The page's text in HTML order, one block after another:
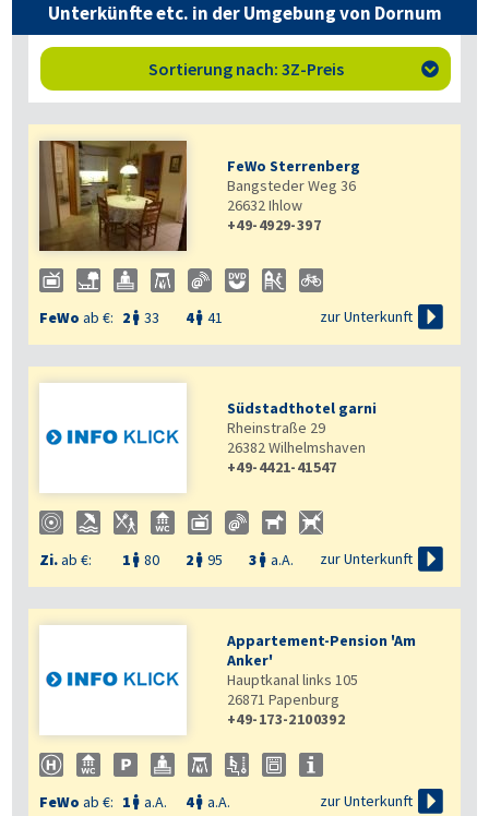
Unterkünfte etc. in der Umgebung von Dornum
Sortierung nach: 3Z-Preis 
FeWo Sterrenberg
Bangsteder Weg 36
26632Ihlow
+49-4929-397
FeWo ab €: 2  33 4 41 zur Unterkunft 
Südstadthotel garni
Rheinstraße 29
26382Wilhelmshaven
+49-4421-41547
Zi.ab €: 1  80 2  95 3  a.A. zur Unterkunft 
Appartement-Pension 'Am
Anker'
Hauptkanal links 105
26871 Papenburg
+49-173-2100392
FeWo ab €: 1  a.A. 4 a.A. zur Unterkunft 